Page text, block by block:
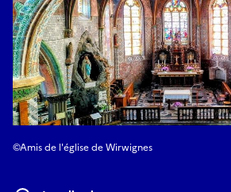
©Amis de l'église de Wirwignes